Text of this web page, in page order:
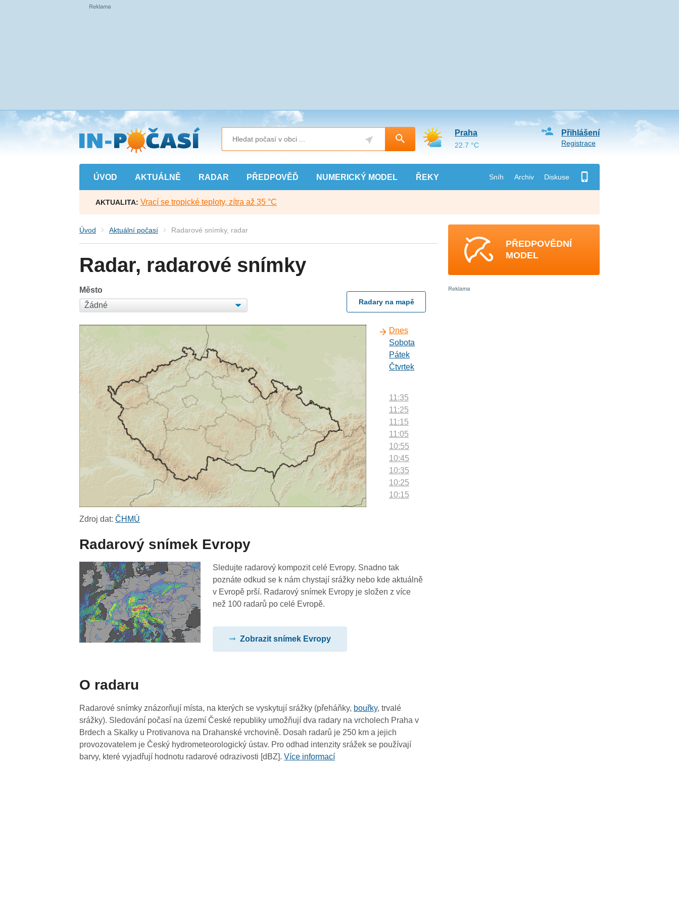
Přejít
na
hlavní
obsah
ÚVOD AKTUÁLNĚ RADAR PŘEDPOVĚĎ NUMERICKÝ MODEL ŘEKY Sníh Archiv Diskuse
Přihlášení
Registrace
Praha
22.7 °C
AKTUALITA: Vrací se tropické teploty, zítra až 35 °C
Úvod Aktuální počasí Radarové snímky, radar
Radar, radarové snímky
Město
Radary na mapě
Dnes
Sobota
Pátek
Čtvrtek
11:35
11:25
11:15
11:05
10:55
10:45
10:35
10:25
10:15
09:15
09:05
08:55
07:15
07:05
06:55
06:45
Zdroj dat:ČHMÚ
Radarový snímek Evropy
Sledujte radarový kompozit celé Evropy. Snadno tak
poznáte odkud se k nám chystají srážky nebo kde aktuálně
v Evropě prší. Radarový snímek Evropy je složen z více
než 100 radarů po celé Evropě.
Zobrazit snímek Evropy
O radaru
Radarové snímky znázorňují místa, na kterých se vyskytují srážky (přeháňky, bouřky, trvalé
srážky). Sledování počasí na území České republiky umožňují dva radary na vrcholech Praha v
Brdech a Skalky u Protivanova na Drahanské vrchovině. Dosah radarů je 250 km a jejich
provozovatelem je Český hydrometeorologický ústav. Pro odhad intenzity srážek se používají
barvy, které vyjadřují hodnotu radarové odrazivosti [dBZ].Více informací
PŘEDPOVĚDNÍ
MODEL